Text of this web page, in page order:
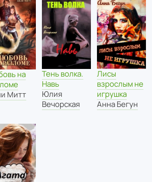
на
Митт
Тень волка.
Навь
Юлия
Вечорская
Лисы
взрослым не
игрушка
Анна Бегун